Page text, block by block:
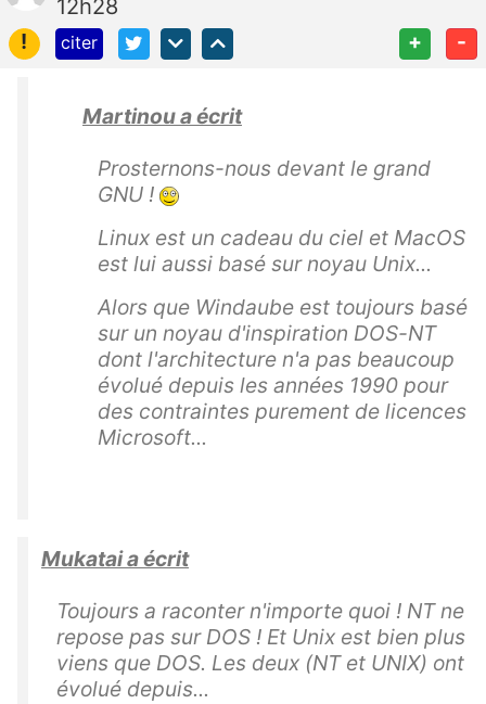
12h28
!
citer + -
Martinou a écrit
Prosternons-nous devant le grand
GNU !
Linux est un cadeau du ciel et MacOS
est lui aussi basé sur noyau Unix...
Alors que Windaube est toujours basé
sur un noyau d'inspiration DOS-NT
dont l'architecture n'a pas beaucoup
évolué depuis les années 1990 pour
des contraintes purement de licences
Microsoft...
Mukatai a écrit
Toujours a raconter n'importe quoi ! NT ne
repose pas sur DOS ! Et Unix est bien plus
viens que DOS. Les deux (NT et UNIX) ont
évolué depuis...